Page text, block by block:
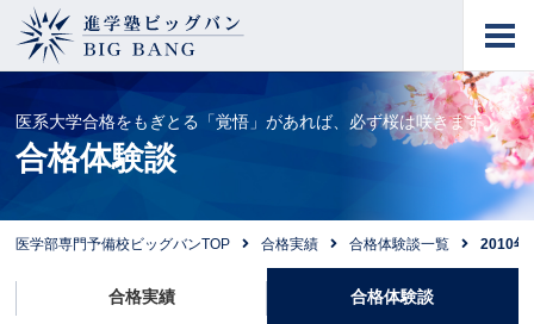
進学塾ビッグバン BIG BANG
医学部専門予備校ビッグバンTOP 合格実績 合格体験談一覧 2010年
医系大学合格をもぎとる「覚悟」があれば、必ず桜は咲きます。
合格体験談
合格実績 合格体験談